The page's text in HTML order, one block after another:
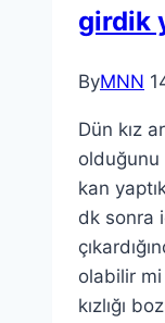
girdik
ByMNN
Dün kız
olduğunu
kan
dk sonra
olabilir mi
kızlığı